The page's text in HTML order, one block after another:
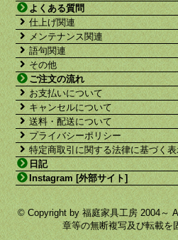
よくある質問
仕上げ関連
メンテナンス関連
語句関連
その他
ご注文の流れ
お支払いについて
キャンセルについて
送料・配送について
プライバシーポリシー
特定商取引に関する法律に基づく
日記
Instagram [外部サイト]
© Copyright by 福庭家具工房 2004～
章等の無断複写及び転載を